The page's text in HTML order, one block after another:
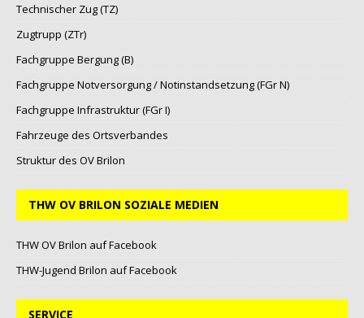
Technischer Zug (TZ)
Zugtrupp (ZTr)
Fachgruppe Bergung (B)
Fachgruppe Notversorgung / Notinstandsetzung (FGr N)
Fachgruppe Infrastruktur (FGr I)
Fahrzeuge des Ortsverbandes
Struktur des OV Brilon
THW OV BRILON SOZIALE MEDIEN
THW OV Brilon auf Facebook
THW-Jugend Brilon auf Facebook
SERVICE